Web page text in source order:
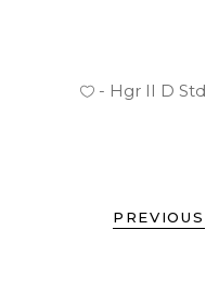
Hgr II D Std
PREVIOUS